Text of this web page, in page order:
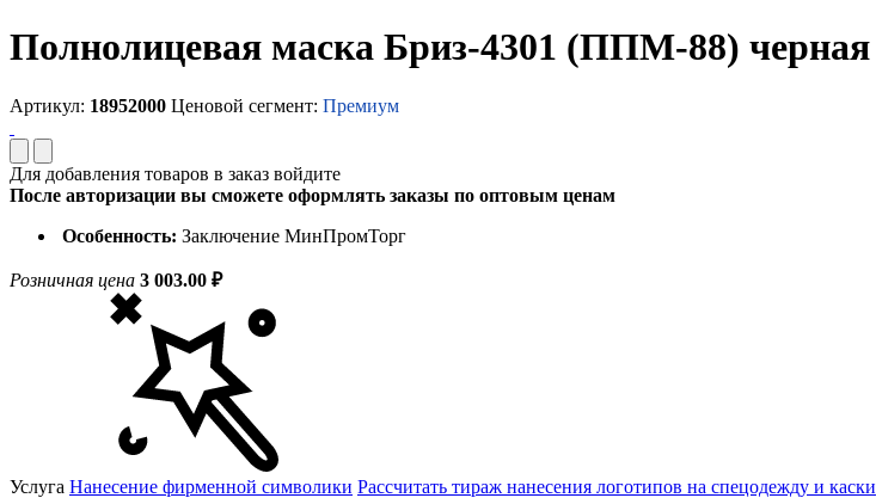
Полнолицевая маска Бриз-4301 (ППМ-88) черная
Артикул: 18952000 Ценовой сегмент: Премиум
Для добавления товаров в заказ войдите
После авторизации вы сможете оформлять заказы по оптовым ценам
Особенность: Заключение МинПромТорг
Розничная цена 3 003.00 ₽
Услуга Нанесение фирменной символики Рассчитать тираж нанесения логотипов на спецодежду и каски